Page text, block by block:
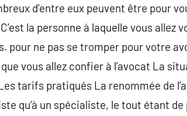
d’entre eux peuvent être pour
la personne à laquelle vous
pour ne pas se tromper pour votre
que vous allez confier à l’avocat La
tarifs pratiqués La renommée de
qu’à un spécialiste, le tout étant